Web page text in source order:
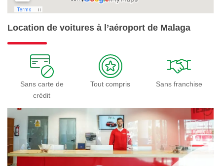
Location de voitures à l’aéroport de Malaga
Sans carte de
crédit
Tout compris Sans franchise